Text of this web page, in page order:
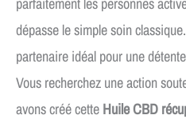
dépasse le simple soin classique.
partenaire idéal pour une
Vous recherchez une action
avons créé cette Huile CBD